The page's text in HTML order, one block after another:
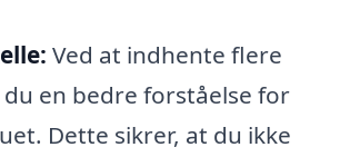
Ved at indhente flere
en bedre forståelse for
Dette sikrer, at du ikke